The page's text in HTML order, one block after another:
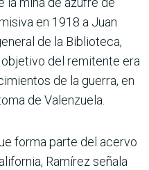
en 1918 a Juan
de la Biblioteca,
del remitente era
de la guerra, en
de Valenzuela.
forma parte del acervo
Ramírez señala